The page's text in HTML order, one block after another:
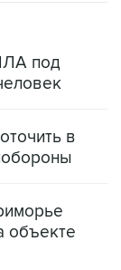
под
в
объекте